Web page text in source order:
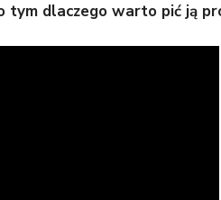
tym dlaczego warto pić ją